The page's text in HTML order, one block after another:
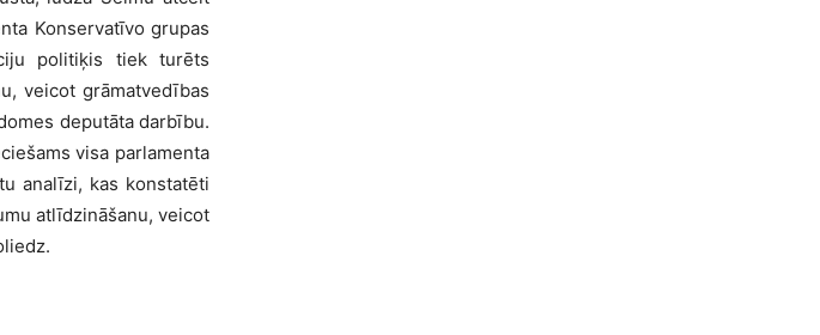
Konservatīvo grupas
politiķis tiek turēts
veicot grāmatvedības
deputāta darbību.
visa parlamenta
analīzi, kas konstatēti
atlīdzināšanu, veicot